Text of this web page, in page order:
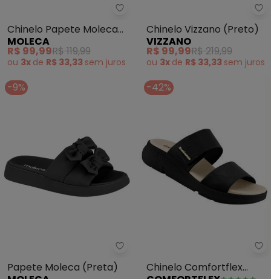
Moleca - Chinelo Papete
Chinelo Papete Moleca
(Preto) em Sintético
MOLECA
R$ 99,99R$ 119,99
ou 3x de R$ 33,33 sem juros
Chinelo Vizzano (Preto)
VIZZANO
R$ 99,99R$ 219,99
ou 3x de R$ 33,33 sem juros
-9%
Moleca - Papete Moleca
Papete Moleca (Preta)
-42%
Chinelo Comfortflex